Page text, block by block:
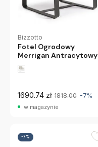
Bizzotto
Fotel Ogrodowy
Merrigan Antracytowy
Bizzotto
1690.74 zł 1818.00 -7%
w magazynie
-7%